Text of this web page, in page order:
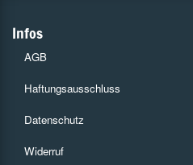
Infos
AGB
Haftungsausschluss
Datenschutz
Widerruf